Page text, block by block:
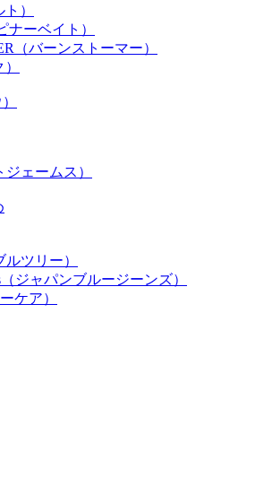
）
ナーベイト）
（バーンストーマー）
ジェームス）
ルツリー）
（ジャパンブルージーンズ）
ケア）